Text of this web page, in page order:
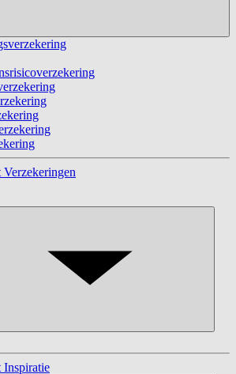
Inspiratie